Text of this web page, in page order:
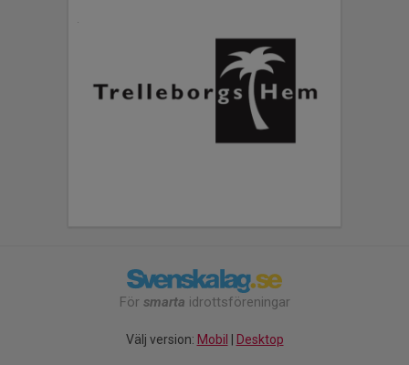
För smarta idrottsföreningar
Välj version: Mobil Desktop